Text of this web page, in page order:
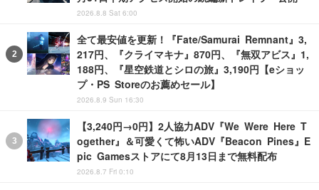
2026.8.8 Sat 6:00
全て最安値を更新！『Fate/Samurai Remnant』3,
217円、『クライマキナ』870円、『無双アビス』1,
188円、『星空鉄道とシロの旅』3,190円【eショッ
プ・PS Storeのお薦めセール】
2026.8.9 Sun 16:30
【3,240円→0円】2人協力ADV『We Were Here T
ogether』＆可愛くて怖いADV『Beacon Pines』E
pic Gamesストアにて8月13日まで無料配布
2026.8.7 Fri 0:10